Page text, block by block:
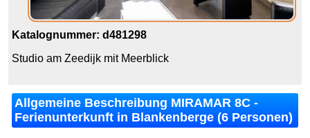
Katalognummer: d481298
Studio am Zeedijk mit Meerblick
Allgemeine Beschreibung MIRAMAR 8C -
Ferienunterkunft in Blankenberge (6 Personen)